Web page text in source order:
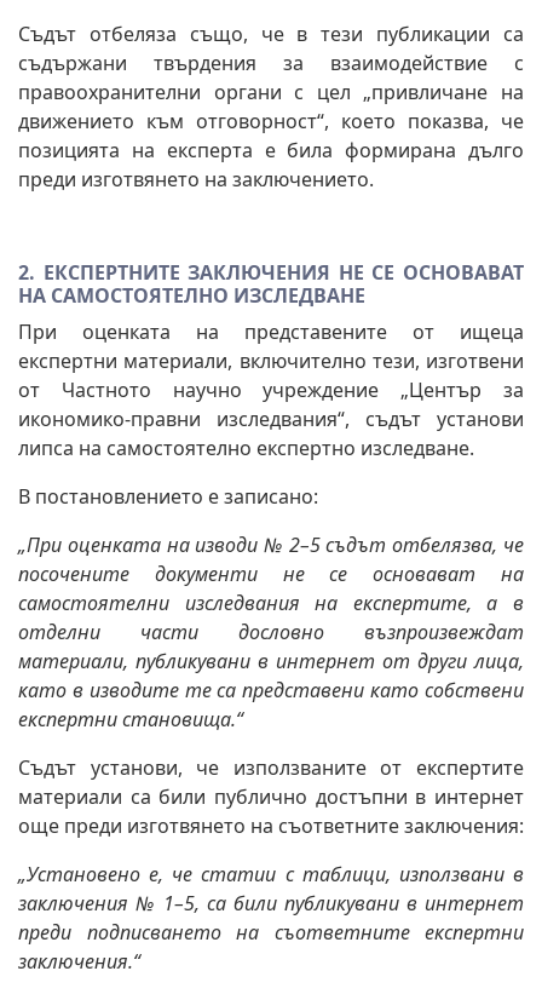
Съдът отбеляза също, че в тези публикации са
съдържани твърдения за взаимодействие с
правоохранителни органи с цел „привличане на
движението към отговорност“, което показва, че
позицията на експерта е била формирана дълго
преди изготвянето на заключението.
2. ЕКСПЕРТНИТЕ ЗАКЛЮЧЕНИЯ НЕ СЕ ОСНОВАВАТ
НА САМОСТОЯТЕЛНО ИЗСЛЕДВАНЕ
При оценката на представените от ищеца
експертни материали, включително тези, изготвени
от Частното научно учреждение „Център за
икономико-правни изследвания“, съдът установи
липса на самостоятелно експертно изследване.
В постановлението е записано:
„При оценката на изводи № 2–5 съдът отбелязва, че
посочените документи не се основават на
самостоятелни изследвания на експертите, а в
отделни части дословно възпроизвеждат
материали, публикувани в интернет от други лица,
като в изводите те са представени като собствени
експертни становища.“
Съдът установи, че използваните от експертите
материали са били публично достъпни в интернет
още преди изготвянето на съответните заключения:
„Установено е, че статии с таблици, използвани в
заключения № 1–5, са били публикувани в интернет
преди подписването на съответните експертни
заключения.“